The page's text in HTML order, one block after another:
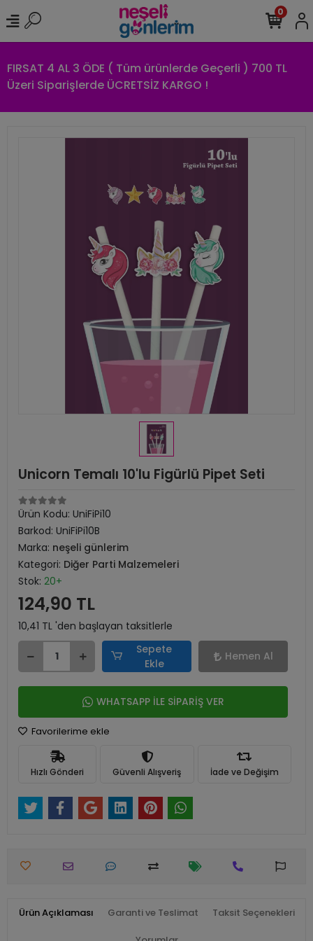
FIRSAT 4 AL 3 ÖDE ( Tüm ürünlerde Geçerli ) 700 TL
Üzeri Siparişlerde ÜCRETSİZ KARGO !
0
Unicorn Temalı 10'lu Figürlü Pipet Seti
Ürün Kodu: UniFiPi10
Barkod: UniFiPi10B
Marka: neşeli günlerim
Kategori: Diğer Parti Malzemeleri
Stok: 20+
124,90 TL
10,41 TL 'den başlayan taksitlerle
Sepete
Ekle
Hemen Al
WHATSAPP İLE SİPARİŞ VER
Favorilerime ekle
Hızlı Gönderi Güvenli Alışveriş İade ve Değişim
Ürün Açıklaması Garanti ve Teslimat Taksit Seçenekleri